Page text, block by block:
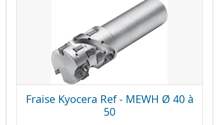
Fraise Kyocera Ref - MEWH Ø 40 à
50